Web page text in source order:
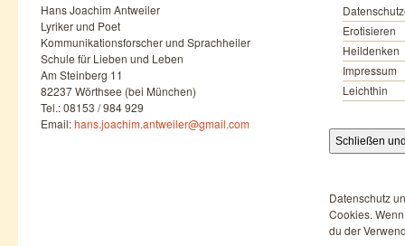
Hans Joachim Antweiler
Lyriker und Poet
Kommunikationsforscher und Sprachheiler
Schule für Lieben und Leben
Am Steinberg 11
82237 Wörthsee (bei München)
Tel.: 08153 / 984 929
Email:hans.joachim.antweiler@gmail.com
Erotisieren
Heildenken
Impressum
Leichthin
Datenschutz
Cookies.
du der